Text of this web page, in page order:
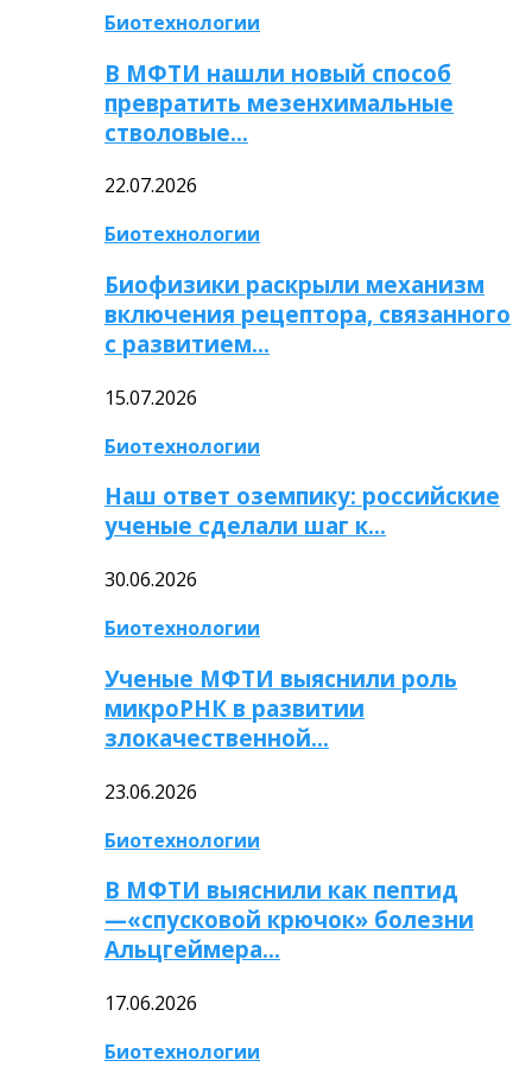
Биотехнологии
В МФТИ нашли новый способ
превратить мезенхимальные
стволовые…
22.07.2026
Биотехнологии
Биофизики раскрыли механизм
включения рецептора, связанного
с развитием…
15.07.2026
Биотехнологии
Наш ответ оземпику: российские
ученые сделали шаг к…
30.06.2026
Биотехнологии
Ученые МФТИ выяснили роль
микроРНК в развитии
злокачественной…
23.06.2026
Биотехнологии
В МФТИ выяснили как пептид
—«спусковой крючок» болезни
Альцгеймера…
17.06.2026
Биотехнологии